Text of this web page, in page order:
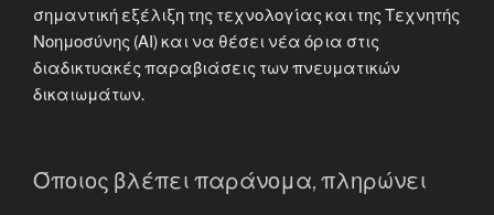
σημαντική εξέλιξη της τεχνολογίας και της Τεχνητής
Νοημοσύνης (ΑΙ) και να θέσει νέα όρια στις
διαδικτυακές παραβιάσεις των πνευματικών
δικαιωμάτων.
Όποιος βλέπει παράνομα, πληρώνει